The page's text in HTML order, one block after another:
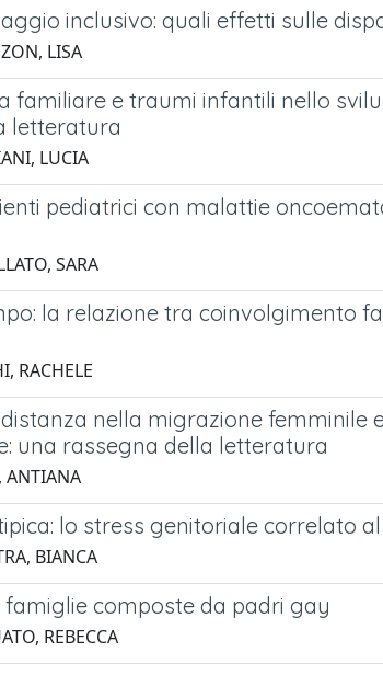
inclusivo: quali effetti sulle
LISA
familiare e traumi infantili nello
letteratura
LUCIA
pediatrici con malattie
SARA
la relazione tra coinvolgimento
RACHELE
nella migrazione femminile
una rassegna della letteratura
ANTIANA
lo stress genitoriale correlato
BIANCA
famiglie composte da padri gay
REBECCA